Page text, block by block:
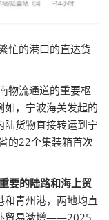
忙的港口的直达货
物流通道的重要枢
如，宁波海关发起的
货物直接转运到宁
的22个集装箱首次
要的陆路和海上贸
和青州港，两地均直